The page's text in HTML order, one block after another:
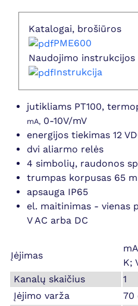
Katalogai, brošiūros
PME600
Naudojimo instrukcijos
Instrukcija
jutikliams PT100,
mA, 0-10V/mV
energijos tiekimas 12
dvi aliarmo relės
4 simbolių, raudonos
trumpas korpusas 65
apsauga IP65
el. maitinimas - vienas
V AC arba DC
Įėjimas
K;
Kanalų skaičius
1
Įėjimo varža
70